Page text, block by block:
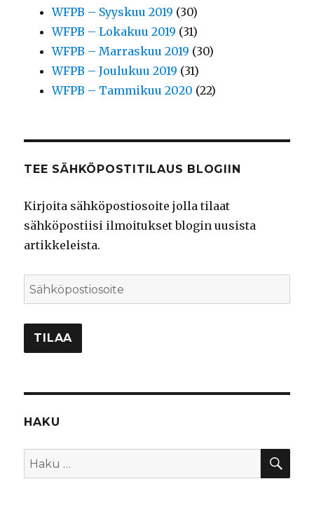
WFPB – Syyskuu 2019 (30)
WFPB – Lokakuu 2019 (31)
WFPB – Marraskuu 2019 (30)
WFPB – Joulukuu 2019 (31)
WFPB – Tammikuu 2020 (22)
TEE SÄHKÖPOSTITILAUS BLOGIIN
Kirjoita sähköpostiosoite jolla tilaat
sähköpostiisi ilmoitukset blogin uusista
artikkeleista.
Sähköpostiosoite
TILAA
HAKU
Etsi: